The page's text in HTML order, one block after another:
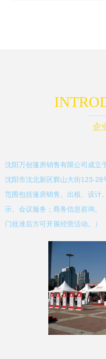
企
沈阳万创篷房销售有限公司成立
沈阳市沈北新区辉山大街123-
范围包括篷房销售、出租、设计
示、会议服务；商务信息咨询。
门批准后方可开展经营活动。）